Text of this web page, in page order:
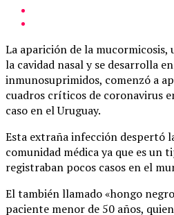
La aparición de la mucormicosis,
la cavidad nasal y se desarrolla
inmunosuprimidos, comenzó a
cuadros críticos de coronavirus
caso en el Uruguay.
Esta extraña infección despertó
comunidad médica ya que es un
registraban pocos casos en el
El también llamado «hongo
paciente menor de 50 años,